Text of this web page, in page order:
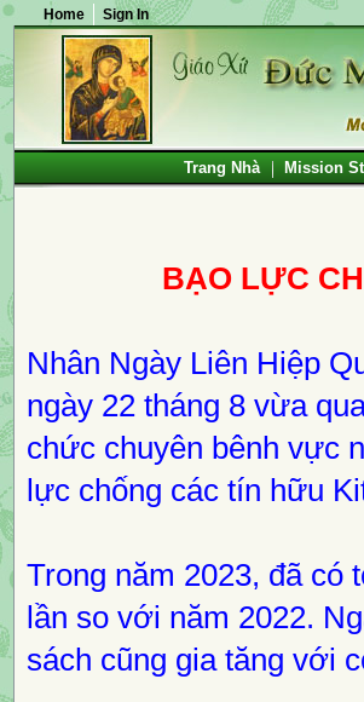
Home Sign In
Trang Nhà Mission
BẠO LỰC
Nhân Ngày Liên Hiệp
ngày 22 tháng 8 vừa
chức chuyên bênh vực
lực chống các tín hữu
Trong năm 2023, đã có
lần so với năm 2022.
sách cũng gia tăng với